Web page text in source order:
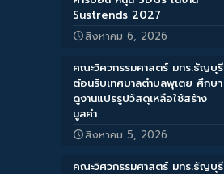
Sustrends 2027
สิงหาคม 6, 2026
คณะวิศวกรรมศาสตร์ มทร.ธัญบุรี
ต้อนรับเทศบาลตำบลพุเตย ศึกษา
ดูงานแปรรูปวัสดุเหลือใช้สร้าง
มูลค่า
สิงหาคม 5, 2026
คณะวิศวกรรมศาสตร์ มทร.ธัญบุรี